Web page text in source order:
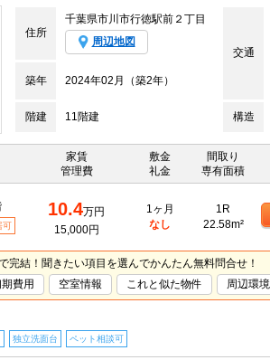
住所
千葉県市川市行徳駅前２丁目
周辺地図
交通
築年
2024年02月（築2年）
階建 11階建 構造
家賃
管理費
敷金
礼金
間取り
専有面積
可
10.4万円
15,000円
1ヶ月
なし
1R
22.58m²
完結！聞きたい項目を選んでかんたん無料問合せ！
費用
空室情報 これと似た物件 周辺環境
独立洗面台 ペット相談可